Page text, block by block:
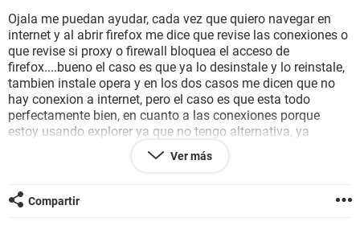
Ojala me puedan ayudar, cada vez que quiero navegar en
internet y al abrir firefox me dice que revise las conexiones o
que revise si proxy o firewall bloquea el acceso de
firefox....bueno el caso es que ya lo desinstale y lo reinstale,
tambien instale opera y en los dos casos me dicen que no
hay conexion a internet, pero el caso es que esta todo
perfectamente bien, en cuanto a las conexiones porque
estoy usando explorer ya que no tengo alternativa, ya
cheque el firewall pero todo sigue igual me podrian decir que
hago, con messenger tampoco tengo problema, cheteo sin
acceso, no se que hacer.... ayudenme porfa...
Ver más
Compartir